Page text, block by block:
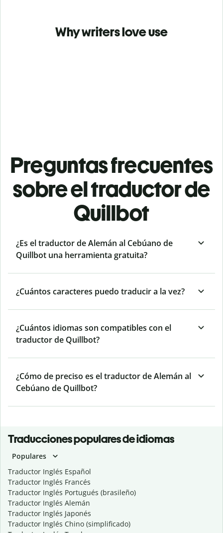
Why writers love use
Preguntas frecuentes
sobre el traductor de
Quillbot
¿Es el traductor de Alemán al Cebúano de
Quillbot una herramienta gratuita?
¿Cuántos caracteres puedo traducir a la vez?
¿Cuántos idiomas son compatibles con el
traductor de Quillbot?
¿Cómo de preciso es el traductor de Alemán al
Cebúano de Quillbot?
Traducciones populares de idiomas
Populares
Traductor Inglés Español
Traductor Inglés Francés
Traductor Inglés Portugués (brasileño)
Traductor Inglés Alemán
Traductor Inglés Japonés
Traductor Inglés Chino (simplificado)